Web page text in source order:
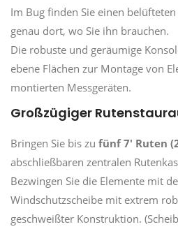
Im Bug finden Sie einen belüfteten
genau dort, wo Sie ihn brauchen.
Die robuste und geräumige
ebene Flächen zur Montage von
montierten Messgeräten.
Großzügiger
Bringen Sie bis zu fünf 7' Ruten
abschließbaren zentralen
Bezwingen Sie die Elemente mit
Windschutzscheibe mit extrem
geschweißter Konstruktion.